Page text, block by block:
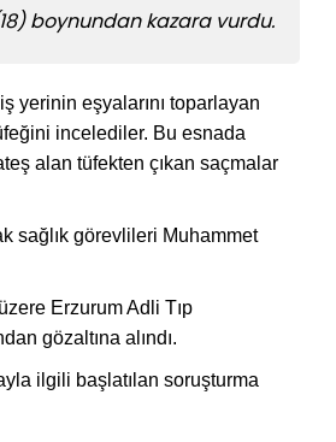
boynundan kazara vurdu.
yerinin eşyalarını toparlayan
incelediler. Bu esnada
alan tüfekten çıkan saçmalar
sağlık görevlileri Muhammet
Erzurum Adli Tıp
gözaltına alındı.
ilgili başlatılan soruşturma